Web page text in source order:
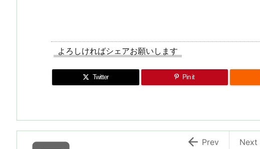
よろしければシェアお願いします
Twitter Pin it
Next
 Prev